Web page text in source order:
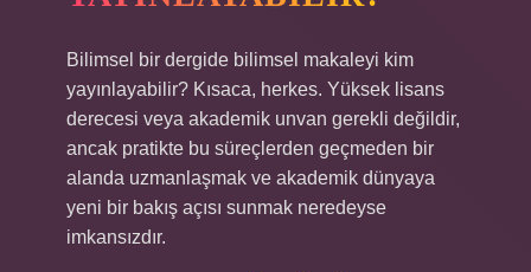
Bilimsel bir dergide bilimsel makaleyi kim
yayınlayabilir? Kısaca, herkes. Yüksek lisans
derecesi veya akademik unvan gerekli değildir,
ancak pratikte bu süreçlerden geçmeden bir
alanda uzmanlaşmak ve akademik dünyaya
yeni bir bakış açısı sunmak neredeyse
imkansızdır.